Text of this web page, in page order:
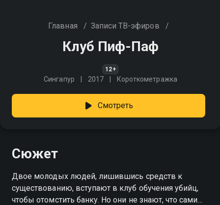
Главная / Записи ТВ-эфиров /
Клуб Пиф-Паф
12+
Сингапур 2017 Короткометражка
Смотреть
Сюжет
Двое молодых людей, лишившись средств к
существованию, вступают в клуб обучения убийц,
чтобы отомстить банку. Но они не знают, что сами